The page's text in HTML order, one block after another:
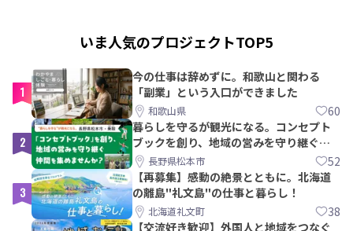
いま人気のプロジェクトTOP5
1
今の仕事は辞めずに。和歌山と関わる
「副業」という入口ができました
和歌山県 60
2
暮らしを守るが観光になる。コンセプト
ブックを創り、地域の営みを守り継ぐ仲
間を集めませんか？
長野県松本市 52
3
【再募集】感動の絶景とともに。北海道
の離島"礼文島"の仕事と暮らし！
北海道礼文町 38
【交流好き歓迎】外国人と地域をつなぐ